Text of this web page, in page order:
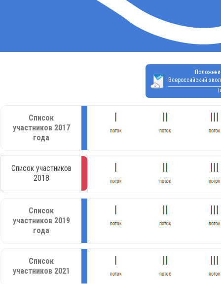
Всероссийский
Список
участников 2017
года
Список участников
2018
Список
участников 2019
года
Список
участников 2021